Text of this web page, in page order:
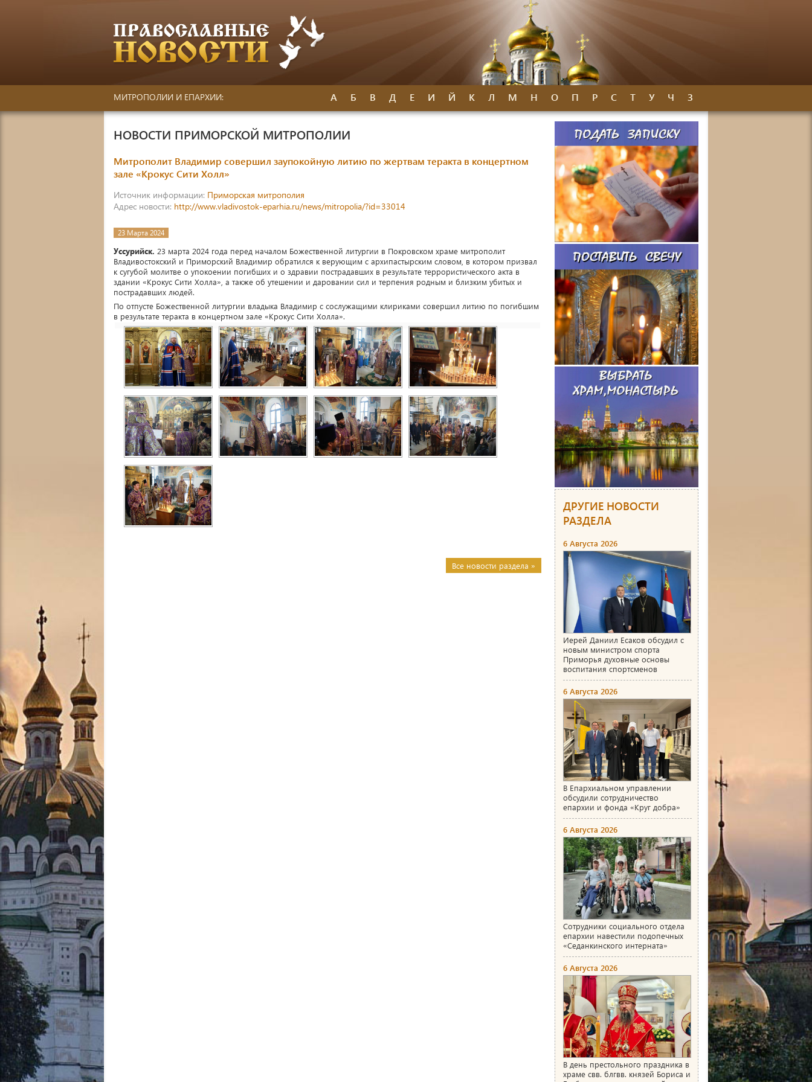
МИТРОПОЛИИ И ЕПАРХИИ: А Б В Д Е И Й К Л М Н О П Р С Т У Ч З
НОВОСТИ ПРИМОРСКОЙ МИТРОПОЛИИ
Митрополит Владимир совершил заупокойную литию по жертвам теракта в концертном
зале «Крокус Сити Холл»
Источник информации: Приморская митрополия
Адрес новости: http://www.vladivostok-eparhia.ru/news/mitropolia/?id=33014
23 Марта 2024
Уссурийск. 23 марта 2024 года перед началом Божественной литургии в Покровском храме митрополит
Владивостокский и Приморский Владимир обратился к верующим с архипастырским словом, в котором призвал
к сугубой молитве о упокоении погибших и о здравии пострадавших в результате террористического акта в
здании «Крокус Сити Холла», а также об утешении и даровании сил и терпения родным и близким убитых и
пострадавших людей.
По отпусте Божественной литургии владыка Владимир с сослужащими клириками совершил литию по погибшим
в результате теракта в концертном зале «Крокус Сити Холла».
Все новости раздела »
ДРУГИЕ НОВОСТИ
РАЗДЕЛА
6 Августа 2026
Иерей Даниил Есаков обсудил с
новым министром спорта
Приморья духовные основы
воспитания спортсменов
6 Августа 2026
В Епархиальном управлении
обсудили сотрудничество
епархии и фонда «Круг добра»
6 Августа 2026
Сотрудники социального отдела
епархии навестили подопечных
«Седанкинского интерната»
6 Августа 2026
В день престольного праздника в
храме свв. блгвв. князей Бориса и